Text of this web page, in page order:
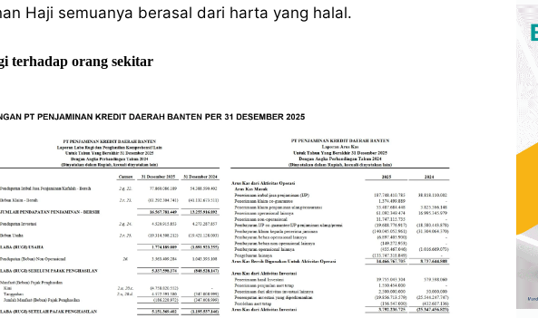
Haji semuanya berasal dari harta yang halal.
terhadap orang sekitar